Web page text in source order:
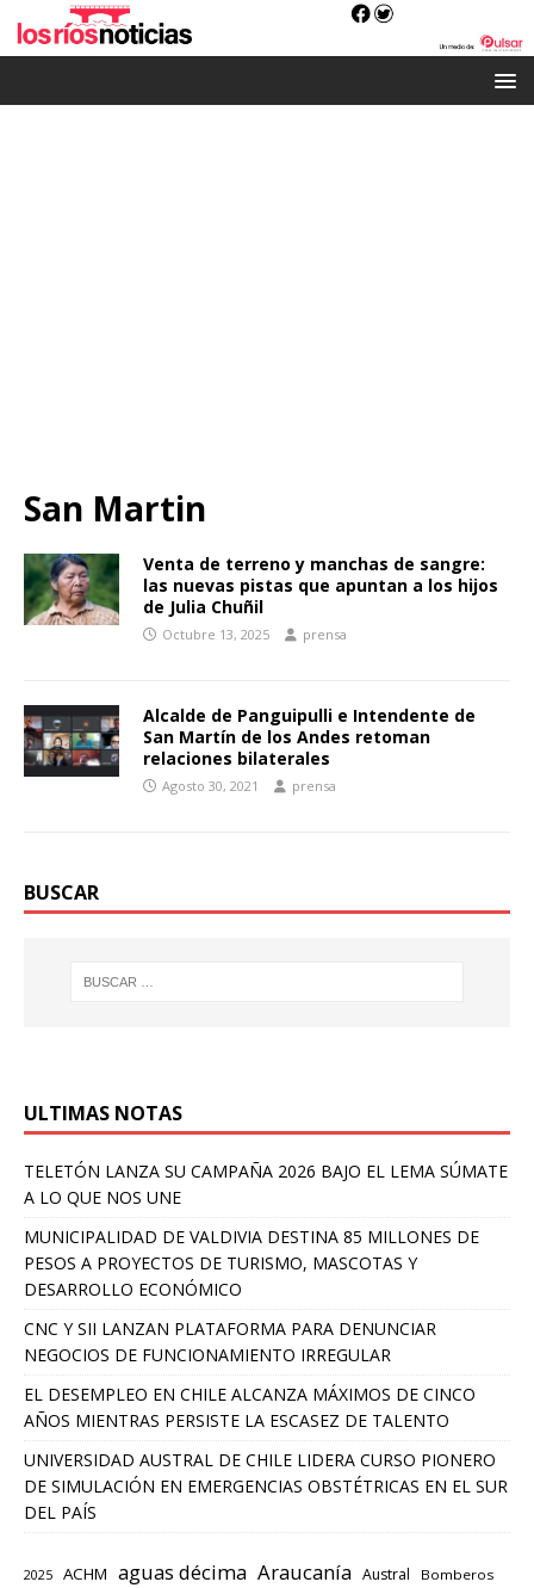
San Martin
Venta de terreno y manchas de sangre:
las nuevas pistas que apuntan a los hijos
de Julia Chuñil
Octubre 13, 2025 prensa
Alcalde de Panguipulli e Intendente de
San Martín de los Andes retoman
relaciones bilaterales
Agosto 30, 2021 prensa
BUSCAR
ULTIMAS NOTAS
TELETÓN LANZA SU CAMPAÑA 2026 BAJO EL LEMA SÚMATE
A LO QUE NOS UNE
MUNICIPALIDAD DE VALDIVIA DESTINA 85 MILLONES DE
PESOS A PROYECTOS DE TURISMO, MASCOTAS Y
DESARROLLO ECONÓMICO
CNC Y SII LANZAN PLATAFORMA PARA DENUNCIAR
NEGOCIOS DE FUNCIONAMIENTO IRREGULAR
EL DESEMPLEO EN CHILE ALCANZA MÁXIMOS DE CINCO
AÑOS MIENTRAS PERSISTE LA ESCASEZ DE TALENTO
UNIVERSIDAD AUSTRAL DE CHILE LIDERA CURSO PIONERO
DE SIMULACIÓN EN EMERGENCIAS OBSTÉTRICAS EN EL SUR
DEL PAÍS
2025 ACHM aguas décima Araucanía Austral Bomberos